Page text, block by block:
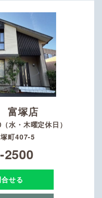
富塚店
水・木曜定休日）
町407-5
2500
せる